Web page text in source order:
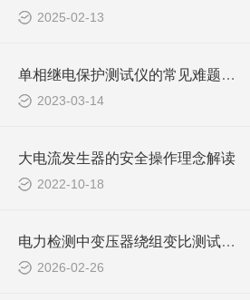
2025-02-13
单相继电保护测试仪的常见难题教你几招搞定！
2023-03-14
大电流发生器的安全操作理念解读
2022-10-18
电力检测中变压器绕组变比测试仪的选型与使用规范
2026-02-26